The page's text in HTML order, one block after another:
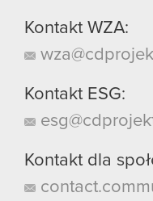
Kontakt WZA:
Kontakt ESG:
Kontakt dla